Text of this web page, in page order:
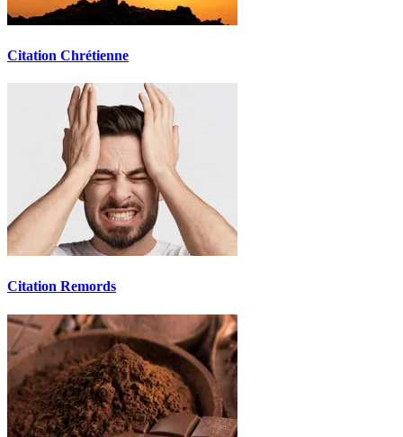
Citation Chrétienne
Citation Remords